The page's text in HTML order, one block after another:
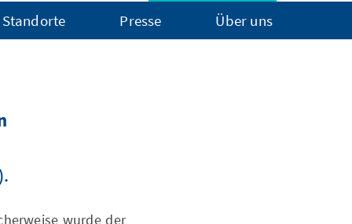
Standorte Presse Über uns
wurde der